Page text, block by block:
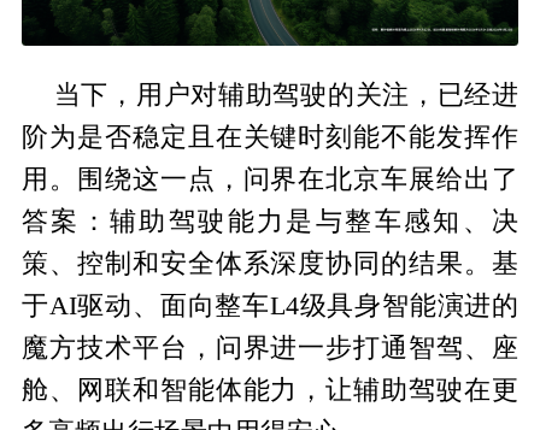
当下，用户对辅助驾驶的关注，已经进
阶为是否稳定且在关键时刻能不能发挥作
用。围绕这一点，问界在北京车展给出了
答案：辅助驾驶能力是与整车感知、决
策、控制和安全体系深度协同的结果。基
于AI驱动、面向整车L4级具身智能演进的
魔方技术平台，问界进一步打通智驾、座
舱、网联和智能体能力，让辅助驾驶在更